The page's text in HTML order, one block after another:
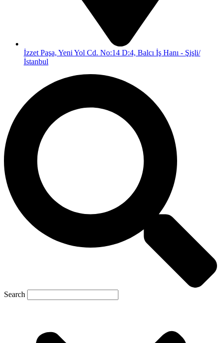
İzzet Paşa, Yeni Yol Cd. No:14 D:4, Balcı İş Hanı - Şişli/
İstanbul
Search